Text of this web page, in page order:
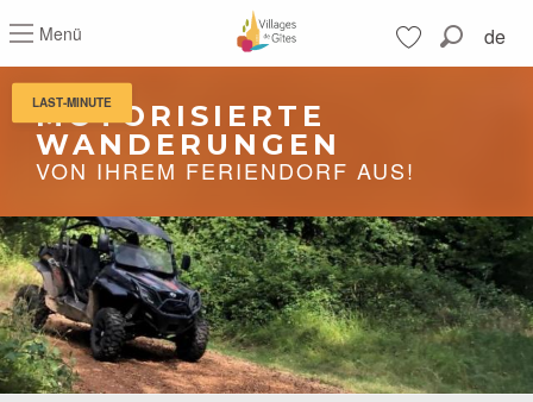
au
contenu
principal
LAST-MINUTE
Menü
Suche
de
MOTORISIERTE
WANDERUNGEN
VON IHREM FERIENDORF AUS!